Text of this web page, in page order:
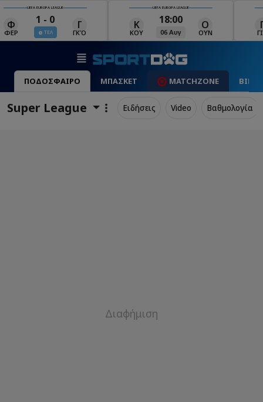
UEFA EUROPA LEAGUE
Κ 18:00
06 Αυγ ΟΥΝ
UEFA EUROPA LEAGUE
ΓΙΑ
19:00
06 Αυγ
Ρ
ΡΈΙ ΜΑΚ
ΠΟΔΟΣΦΑΙΡΟ ΜΠΑΣΚΕΤ MATCHZONE
Super League Ειδήσεις Video Βαθμολογία